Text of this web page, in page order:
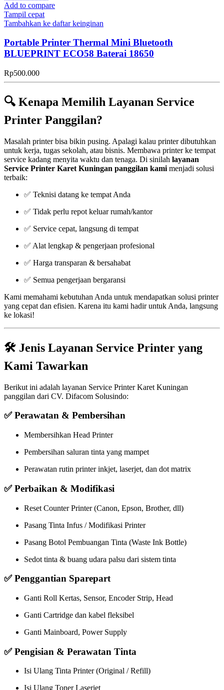
Add to compare
Tampil cepat
Tambahkan ke daftar keinginan
Portable Printer Thermal Mini Bluetooth
BLUEPRINT ECO58 Baterai 18650
Rp500.000
🔍 Kenapa Memilih Layanan Service
Printer Panggilan?
Masalah printer bisa bikin pusing. Apalagi kalau printer dibutuhkan
untuk kerja, tugas sekolah, atau bisnis. Membawa printer ke tempat
service kadang menyita waktu dan tenaga. Di sinilah layanan
Service Printer Karet Kuningan panggilan kami menjadi solusi
terbaik:
✅ Teknisi datang ke tempat Anda
✅ Tidak perlu repot keluar rumah/kantor
✅ Service cepat, langsung di tempat
✅ Alat lengkap & pengerjaan profesional
✅ Harga transparan & bersahabat
✅ Semua pengerjaan bergaransi
Kami memahami kebutuhan Anda untuk mendapatkan solusi printer
yang cepat dan efisien. Karena itu kami hadir untuk Anda, langsung
ke lokasi!
🛠️ Jenis Layanan Service Printer yang
Kami Tawarkan
Berikut ini adalah layanan Service Printer Karet Kuningan
panggilan dari CV. Difacom Solusindo:
✅ Perawatan & Pembersihan
Membersihkan Head Printer
Pembersihan saluran tinta yang mampet
Perawatan rutin printer inkjet, laserjet, dan dot matrix
✅ Perbaikan & Modifikasi
Reset Counter Printer (Canon, Epson, Brother, dll)
Pasang Tinta Infus / Modifikasi Printer
Pasang Botol Pembuangan Tinta (Waste Ink Bottle)
Sedot tinta & buang udara palsu dari sistem tinta
✅ Penggantian Sparepart
Ganti Roll Kertas, Sensor, Encoder Strip, Head
Ganti Cartridge dan kabel fleksibel
Ganti Mainboard, Power Supply
✅ Pengisian & Perawatan Tinta
Isi Ulang Tinta Printer (Original / Refill)
Isi Ulang Toner Laserjet